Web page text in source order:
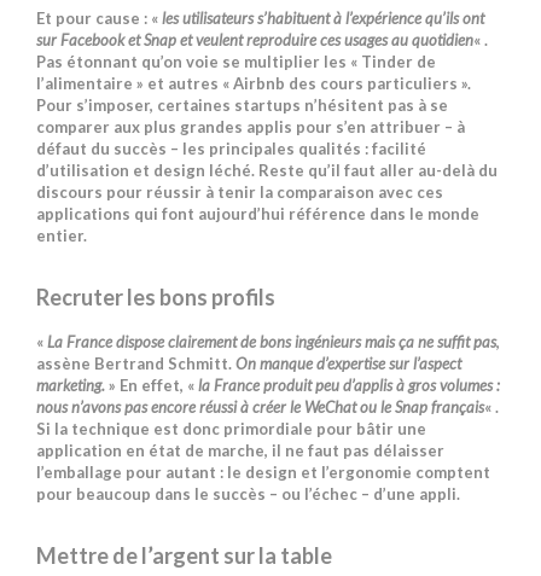
Et pour cause : «les utilisateurs s’habituent à l’expérience qu’ils ont
sur Facebook et Snap et veulent reproduire ces usages au quotidien« .
Pas étonnant qu’on voie se multiplier les « Tinder de
l’alimentaire » et autres « Airbnb des cours particuliers ».
Pour s’imposer, certaines startups n’hésitent pas à se
comparer aux plus grandes applis pour s’en attribuer – à
défaut du succès – les principales qualités : facilité
d’utilisation et design léché. Reste qu’il faut aller au-delà du
discours pour réussir à tenir la comparaison avec ces
applications qui font aujourd’hui référence dans le monde
entier.
Recruter les bons profils
«La France dispose clairement de bons ingénieurs mais ça ne suffit pas,
assène Bertrand Schmitt.On manque d’expertise sur l’aspect
marketing.» En effet, «la France produit peu d’applis à gros volumes :
nous n’avons pas encore réussi à créer le WeChat ou le Snap français« .
Si la technique est donc primordiale pour bâtir une
application en état de marche, il ne faut pas délaisser
l’emballage pour autant : le design et l’ergonomie comptent
pour beaucoup dans le succès – ou l’échec – d’une appli.
Mettre de l’argent sur la table